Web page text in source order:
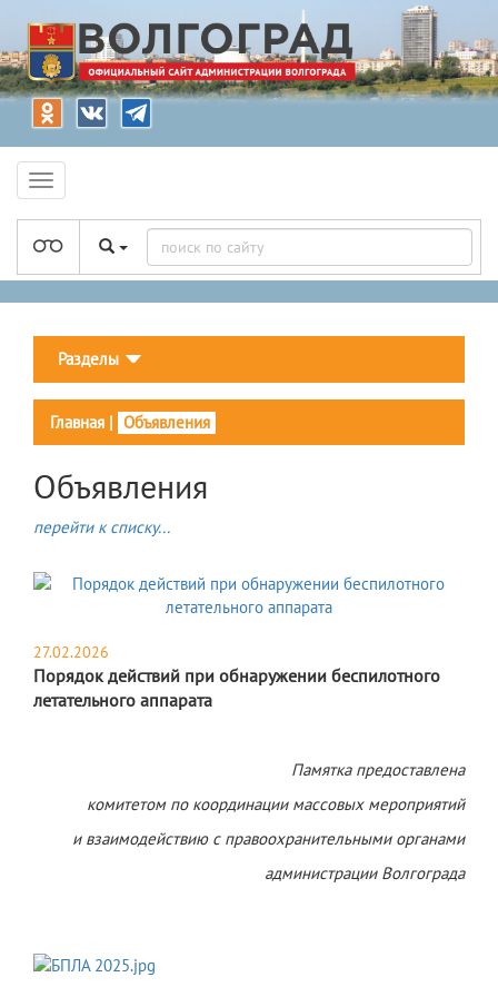
Разделы
Главная | Объявления
Объявления
перейти к списку...
27.02.2026
Порядок действий при обнаружении беспилотного
летательного аппарата
Памятка предоставлена
комитетом по координации массовых мероприятий
и взаимодействию с правоохранительными органами
администрации Волгограда